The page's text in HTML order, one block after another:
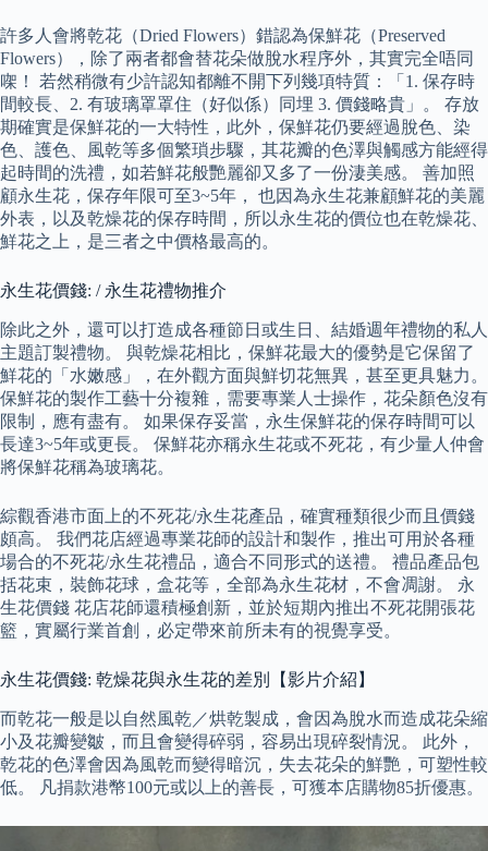
許多人會將乾花（Dried Flowers）錯認為保鮮花（Preserved
Flowers），除了兩者都會替花朵做脫水程序外，其實完全唔同
㗎！ 若然稍微有少許認知都離不開下列幾項特質：「1. 保存時
間較長、2. 有玻璃罩罩住（好似係）同埋 3. 價錢略貴」。 存放
期確實是保鮮花的一大特性，此外，保鮮花仍要經過脫色、染
色、護色、風乾等多個繁瑣步驟，其花瓣的色澤與觸感方能經得
起時間的洗禮，如若鮮花般艷麗卻又多了一份淒美感。 善加照
顧永生花，保存年限可至3~5年， 也因為永生花兼顧鮮花的美麗
外表，以及乾燥花的保存時間，所以永生花的價位也在乾燥花、
鮮花之上，是三者之中價格最高的。
永生花價錢: / 永生花禮物推介
除此之外，還可以打造成各種節日或生日、結婚週年禮物的私人
主題訂製禮物。 與乾燥花相比，保鮮花最大的優勢是它保留了
鮮花的「水嫩感」，在外觀方面與鮮切花無異，甚至更具魅力。
保鮮花的製作工藝十分複雜，需要專業人士操作，花朵顏色沒有
限制，應有盡有。 如果保存妥當，永生保鮮花的保存時間可以
長達3~5年或更長。 保鮮花亦稱永生花或不死花，有少量人仲會
將保鮮花稱為玻璃花。
綜觀香港市面上的不死花/永生花產品，確實種類很少而且價錢
頗高。 我們花店經過專業花師的設計和製作，推出可用於各種
場合的不死花/永生花禮品，適合不同形式的送禮。 禮品產品包
括花束，裝飾花球，盒花等，全部為永生花材，不會凋謝。 永
生花價錢 花店花師還積極創新，並於短期內推出不死花開張花
籃，實屬行業首創，必定帶來前所未有的視覺享受。
永生花價錢: 乾燥花與永生花的差別【影片介紹】
而乾花一般是以自然風乾／烘乾製成，會因為脫水而造成花朵縮
小及花瓣變皺，而且會變得碎弱，容易出現碎裂情況。 此外，
乾花的色澤會因為風乾而變得暗沉，失去花朵的鮮艷，可塑性較
低。 凡捐款港幣100元或以上的善長，可獲本店購物85折優惠。